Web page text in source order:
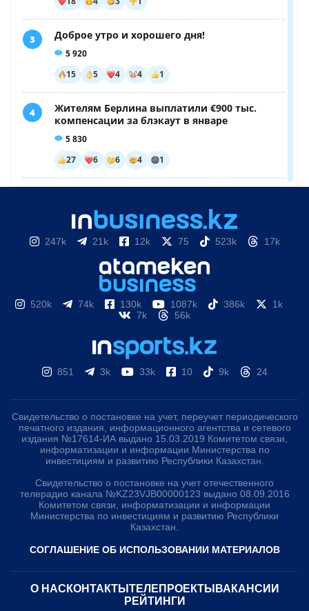
247k 21k 12k 75 523k 17k
520k 74k 130k 1087k 386k
1k
7k
56k
851 3k 33k 10 9k 24
Свидетельство о постановке на учет, переучет периодического
печатного издания, информационного агентства и сетевого
издания №17614-ИА выдано 15.03.2019 Комитетом связи,
информатизации и информации Министерства по
инвестициям и развитию Республики Казахстан.
Свидетельство о постановке на учет отечественного
телерадио канала №KZ23VJB00000123 выдано 08.09.2016
Комитетом связи, информатизации и информации
Министерства по инвестициям и развитию Республики
Казахстан.
СОГЛАШЕНИЕ ОБ ИСПОЛЬЗОВАНИИ МАТЕРИАЛОВ
О НАС КОНТАКТЫ ТЕЛЕПРОЕКТЫ ВАКАНСИИ
РЕЙТИНГИ